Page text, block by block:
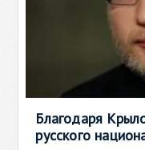
Благодаря
русского